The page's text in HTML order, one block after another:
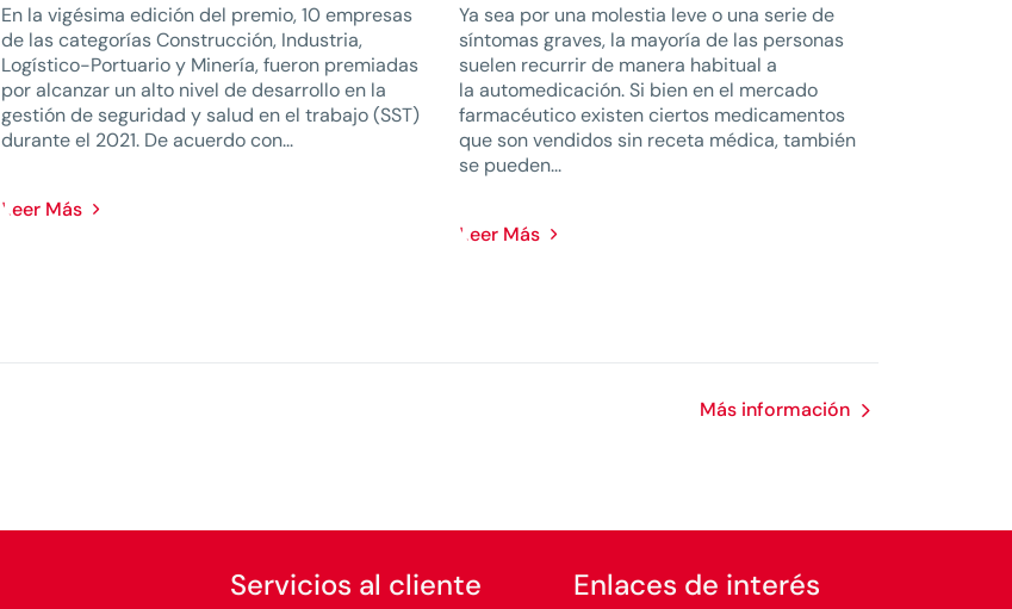
En la vigésima edición del premio, 10 empresas
de las categorías Construcción, Industria,
Logístico-Portuario y Minería, fueron premiadas
por alcanzar un alto nivel de desarrollo en la
gestión de seguridad y salud en el trabajo (SST)
durante el 2021. De acuerdo con...
Leer Más
Ya sea por una molestia leve o una serie de
síntomas graves, la mayoría de las personas
suelen recurrir de manera habitual a
la automedicación. Si bien en el mercado
farmacéutico existen ciertos medicamentos
que son vendidos sin receta médica, también
se pueden...
Leer Más
Más información
Servicios al cliente Enlaces de interés